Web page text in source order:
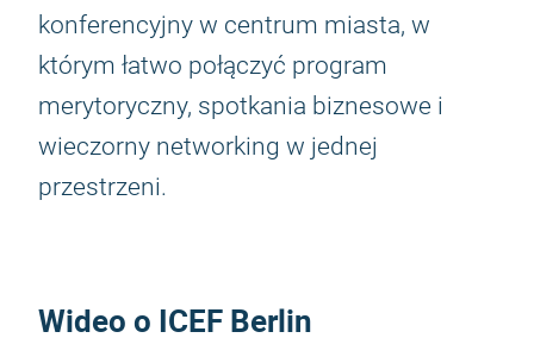
konferencyjny w centrum miasta, w
którym łatwo połączyć program
merytoryczny, spotkania biznesowe i
wieczorny networking w jednej
przestrzeni.
Wideo o ICEF Berlin